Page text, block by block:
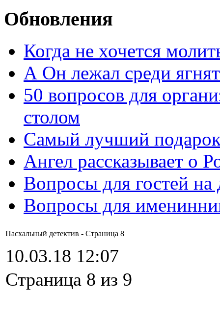
Обновления
Когда не хочется
А Он лежал среди ягнят
50 вопросов для
столом
Самый лучший
Ангел рассказывает о
Вопросы для гостей
Вопросы для
Пасхальный детектив - Cтраница 8
10.03.18 12:07
Cтраница 8 из 9